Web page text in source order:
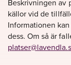
Beskrivningen av
källor vid de
Informationen
dess. Om så är